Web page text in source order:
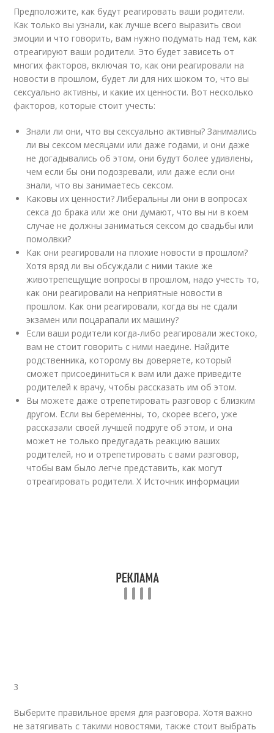
Предположите, как будут реагировать ваши родители.
Как только вы узнали, как лучше всего выразить свои
эмоции и что говорить, вам нужно подумать над тем, как
отреагируют ваши родители. Это будет зависеть от
многих факторов, включая то, как они реагировали на
новости в прошлом, будет ли для них шоком то, что вы
сексуально активны, и какие их ценности. Вот несколько
факторов, которые стоит учесть:
Знали ли они, что вы сексуально активны? Занимались
ли вы сексом месяцами или даже годами, и они даже
не догадывались об этом, они будут более удивлены,
чем если бы они подозревали, или даже если они
знали, что вы занимаетесь сексом.
Каковы их ценности? Либеральны ли они в вопросах
секса до брака или же они думают, что вы ни в коем
случае не должны заниматься сексом до свадьбы или
помолвки?
Как они реагировали на плохие новости в прошлом?
Хотя вряд ли вы обсуждали с ними такие же
животрепещущие вопросы в прошлом, надо учесть то,
как они реагировали на неприятные новости в
прошлом. Как они реагировали, когда вы не сдали
экзамен или поцарапали их машину?
Если ваши родители когда-либо реагировали жестоко,
вам не стоит говорить с ними наедине. Найдите
родственника, которому вы доверяете, который
сможет присоединиться к вам или даже приведите
родителей к врачу, чтобы рассказать им об этом.
Вы можете даже отрепетировать разговор с близким
другом. Если вы беременны, то, скорее всего, уже
рассказали своей лучшей подруге об этом, и она
может не только предугадать реакцию ваших
родителей, но и отрепетировать с вами разговор,
чтобы вам было легче представить, как могут
отреагировать родители. X Источник информации
3
Выберите правильное время для разговора. Хотя важно
не затягивать с такими новостями, также стоит выбрать